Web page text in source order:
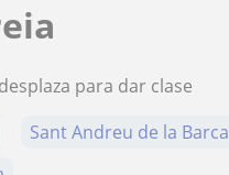
para dar clase
Sant Andreu de la Barca